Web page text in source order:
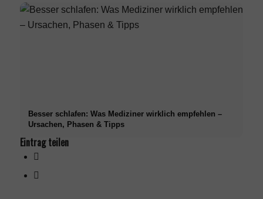
Besser schlafen: Was Mediziner wirklich empfehlen –
Ursachen, Phasen & Tipps
Eintrag teilen